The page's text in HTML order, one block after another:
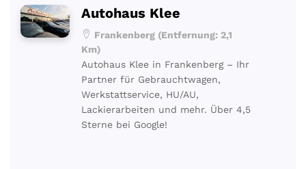
Autohaus Klee
Frankenberg (Entfernung: 2,1
Km)
Autohaus Klee in Frankenberg – Ihr
Partner für Gebrauchtwagen,
Werkstattservice, HU/AU,
Lackierarbeiten und mehr. Über 4,5
Sterne bei Google!